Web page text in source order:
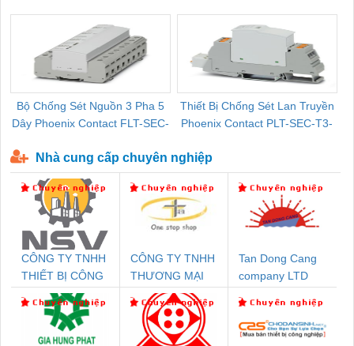
Bộ Chống Sét Nguồn 3 Pha 5
Dây Phoenix Contact FLT-SEC-
Thiết Bị Chống Sét Lan Truyền
Phoenix Contact PLT-SEC-T3-
Nhà cung cấp chuyên nghiệp
CÔNG TY TNHH
THIẾT BỊ CÔNG
NGHIỆP NIHON
SETSUBI VIỆT
CÔNG TY TNHH
THƯƠNG MẠI
THIÊN ÂN VIỆT
NAM
Tan Dong Cang
company LTD